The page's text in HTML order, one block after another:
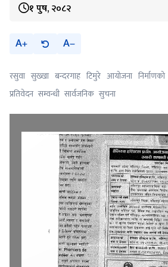
१ पुष, २०८२
A A
रसुवा सुख्खा बन्दरगाह टिमुरे आयोजना
प्रतिवेदन सम्वन्धी सार्वजनिक सुचना